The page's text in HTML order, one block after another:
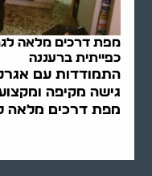
מפת דרכים מלאה
כפייתית ברעננה
התמודדות עם
גישה מקיפה
מפת דרכים מלאה